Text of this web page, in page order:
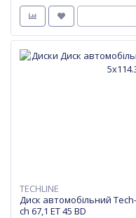
TECHLINE
Диск автомобільний
ch 67,1 ET 45 BD